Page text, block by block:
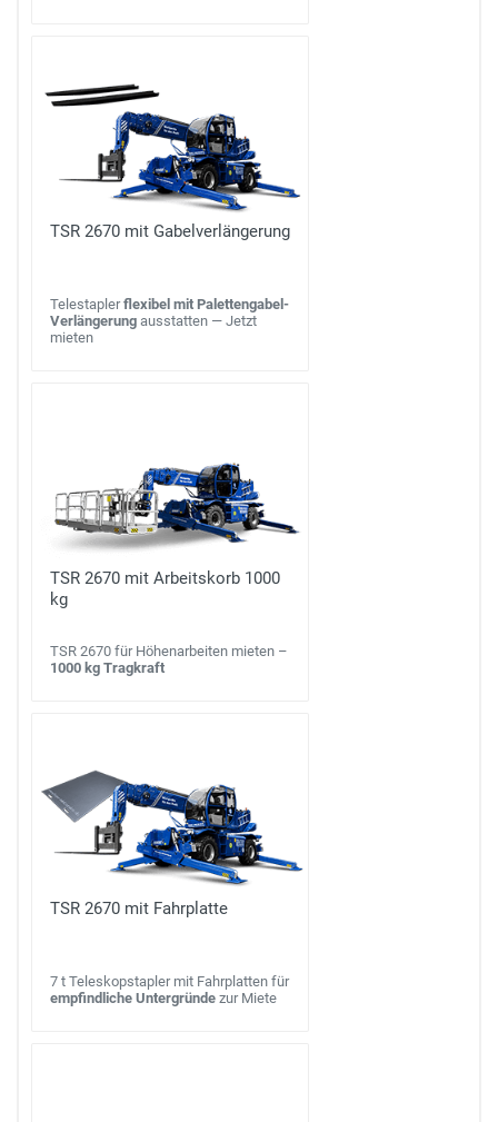
TSR 2670 mit Gabelverlängerung
Telestaplerflexibel mit Palettengabel-
Verlängerung ausstatten — Jetzt
mieten
TSR 2670 mit Arbeitskorb 1000
kg
TSR 2670 für Höhenarbeiten mieten –
1000 kg Tragkraft
TSR 2670 mit Fahrplatte
7 t Teleskopstapler mit Fahrplatten für
empfindliche Untergründe zur Miete